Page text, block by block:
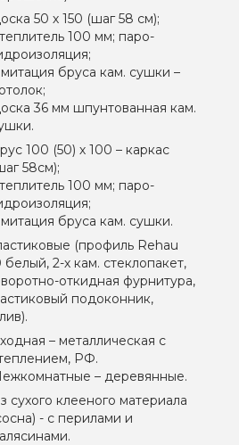
50 х 150 (шаг 58 см);
100 мм; паро-
бруса кам. сушки –
36 мм шпунтованная кам.
100 (50) х 100 – каркас
58см);
100 мм; паро-
бруса кам. сушки.
(профиль Rehau
белый, 2-х кам. стеклопакет,
откидная фурнитура,
подоконник,
– металлическая с
РФ.
– деревянные.
сухого клееного материала
- с перилами и